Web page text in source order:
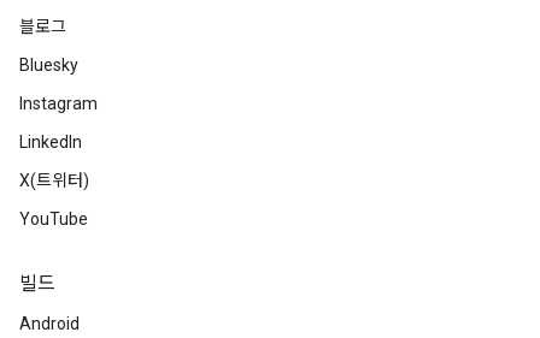
블로그
Bluesky
Instagram
LinkedIn
X(트위터)
YouTube
빌드
Android